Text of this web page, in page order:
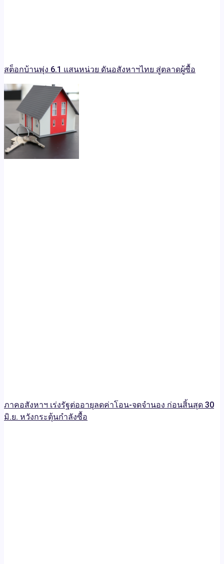
สต็อกบ้านพุ่ง 6.1 แสนหน่วย ดันอสังหาฯไทย สู่ตลาดผู้ซื้อ
ภาคอสังหาฯ เร่งรัฐต่ออายุลดค่าโอน-จดจำนอง ก่อนสิ้นสุด 30
มิ.ย. หวังกระตุ้นกำลังซื้อ